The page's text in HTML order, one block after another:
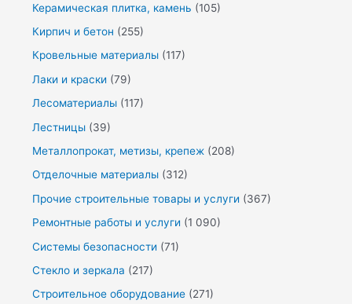
Керамическая плитка, камень (105)
Кирпич и бетон (255)
Кровельные материалы (117)
Лаки и краски (79)
Лесоматериалы (117)
Лестницы (39)
Металлопрокат, метизы, крепеж (208)
Отделочные материалы (312)
Прочие строительные товары и услуги (367)
Ремонтные работы и услуги (1 090)
Системы безопасности (71)
Стекло и зеркала (217)
Строительное оборудование (271)